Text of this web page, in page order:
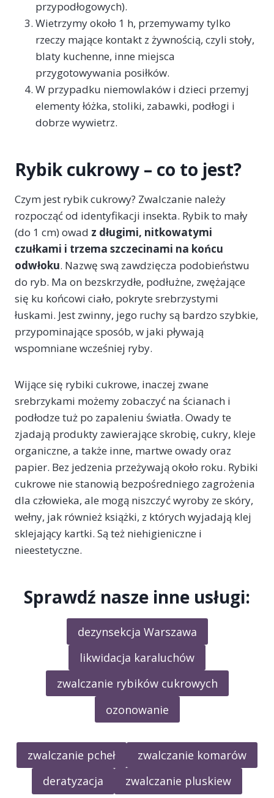
przypodłogowych).
Wietrzymy około 1 h, przemywamy tylko
rzeczy mające kontakt z żywnością, czyli stoły,
blaty kuchenne, inne miejsca
przygotowywania posiłków.
W przypadku niemowlaków i dzieci przemyj
elementy łóżka, stoliki, zabawki, podłogi i
dobrze wywietrz.
Rybik cukrowy – co to jest?
Czym jest rybik cukrowy? Zwalczanie należy
rozpocząć od identyfikacji insekta. Rybik to mały
(do 1 cm) owad z długimi, nitkowatymi
czułkami i trzema szczecinami na końcu
odwłoku. Nazwę swą zawdzięcza podobieństwu
do ryb. Ma on bezskrzydłe, podłużne, zwężające
się ku końcowi ciało, pokryte srebrzystymi
łuskami. Jest zwinny, jego ruchy są bardzo szybkie,
przypominające sposób, w jaki pływają
wspomniane wcześniej ryby.
Wijące się rybiki cukrowe, inaczej zwane
srebrzykami możemy zobaczyć na ścianach i
podłodze tuż po zapaleniu światła. Owady te
zjadają produkty zawierające skrobię, cukry, kleje
organiczne, a także inne, martwe owady oraz
papier. Bez jedzenia przeżywają około roku. Rybiki
cukrowe nie stanowią bezpośredniego zagrożenia
dla człowieka, ale mogą niszczyć wyroby ze skóry,
wełny, jak również książki, z których wyjadają klej
sklejający kartki. Są też niehigieniczne i
nieestetyczne.
Sprawdź nasze inne usługi:
dezynsekcja Warszawa
likwidacja karaluchów
zwalczanie rybików cukrowych
ozonowanie
zwalczanie pcheł
zwalczanie komarów
deratyzacja
zwalczanie pluskiew